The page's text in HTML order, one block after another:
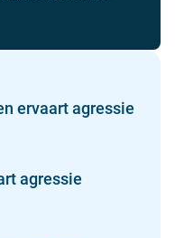
ervaart agressie
agressie